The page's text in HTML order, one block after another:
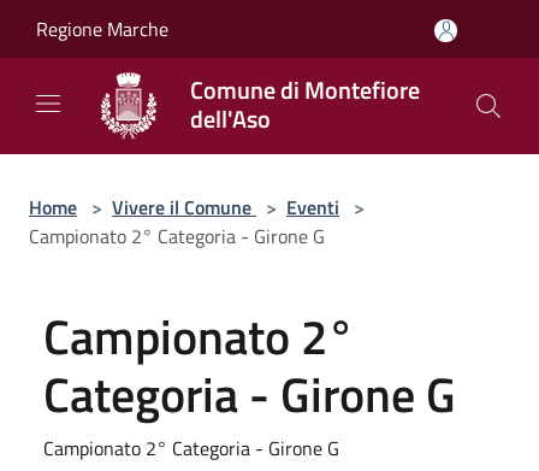
Regione Marche
Comune di Montefiore
dell'Aso
Home > Vivere il Comune > Eventi >
Campionato 2° Categoria - Girone G
Campionato 2°
Categoria - Girone G
Campionato 2° Categoria - Girone G